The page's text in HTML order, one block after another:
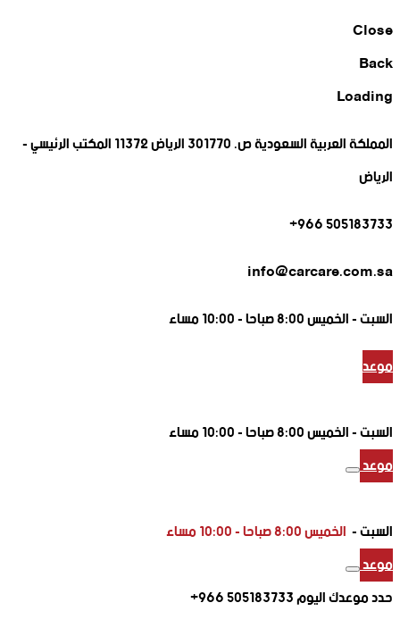
Close
Back
Loading
المملكة العربية السعودية ص. 301770 الرياض 11372 المكتب الرئيسي -
الرياض
505183733 966+
info@carcare.com.sa
السبت -الخميس 8:00 صباحا - 10:00 مساء
موعد
السبت -الخميس 8:00 صباحا - 10:00 مساء
موعد
السبت -الخميس 8:00 صباحا - 10:00 مساء
موعد
حدد موعدك اليوم505183733 966+